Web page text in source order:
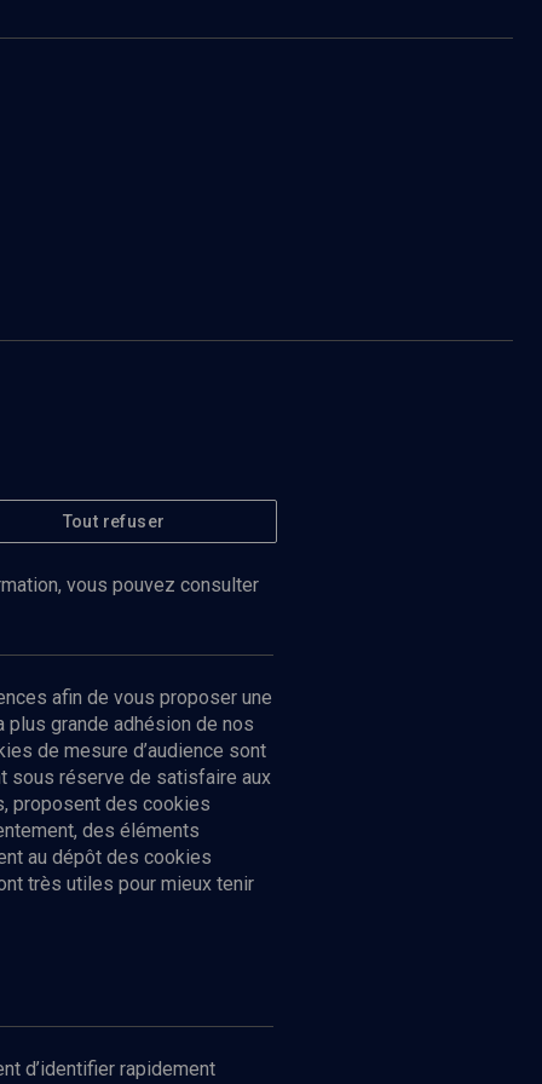
Tout refuser
vous pouvez consulter
afin de vous proposer une
grande adhésion de nos
de mesure d’audience sont
sous réserve de satisfaire aux
proposent des cookies
des éléments
au dépôt des cookies
très utiles pour mieux tenir
d’identifier rapidement